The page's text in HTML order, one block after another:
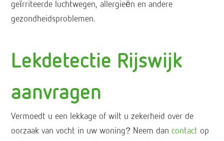
geïrriteerde luchtwegen, allergieën en andere
gezondheidsproblemen.
Lekdetectie Rijswijk
aanvragen
Vermoedt u een lekkage of wilt u zekerheid over de
oorzaak van vocht in uw woning? Neem dan contact op